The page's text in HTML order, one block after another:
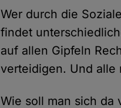
Wer durch die
findet
auf allen Gipfeln
verteidigen. Und alle
Wie soll man sich da